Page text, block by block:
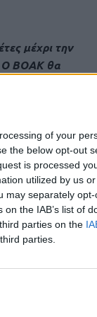
of your
the below opt-out
is processed
utilized by us
may separately
the IAB’s list of
parties on the
parties.
μέχρι την
Ο ΒΟΑΚ θα
του
της
του
από τη
οποίο
από τα
ένα έργο το